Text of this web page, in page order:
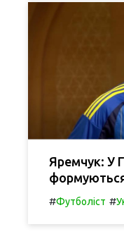
Яремчук: У
#Футболіст #